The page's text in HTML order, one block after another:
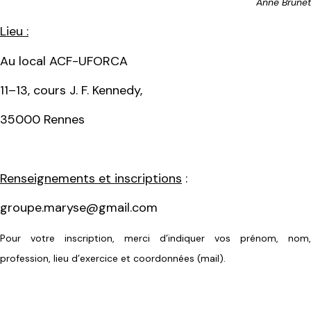
Lieu :
Au local ACF-UFORCA
11–13, cours J. F. Kennedy,
35000 Rennes
Renseignements et inscriptions :
groupe.maryse@gmail.com
Pour votre inscription, merci d’indiquer vos prénom, nom,
profession, lieu d’exercice et coordonnées (mail).